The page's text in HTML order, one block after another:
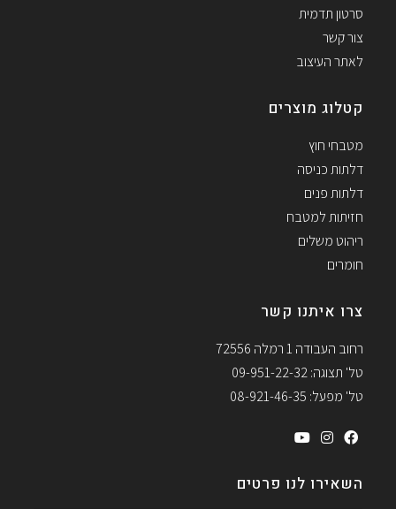
סרטון תדמית
צור קשר
לאתר העיצוב
קטלוג מוצרים
מטבחי חוץ
דלתות כניסה
דלתות פנים
חזיתות למטבח
ריהוט משלים
חומרים
צרו איתנו קשר
רחוב העבודה 1 רמלה 72556
טל' תצוגה: 09-951-22-32
טל' מפעל: 08-921-46-35
השאירו לנו פרטים